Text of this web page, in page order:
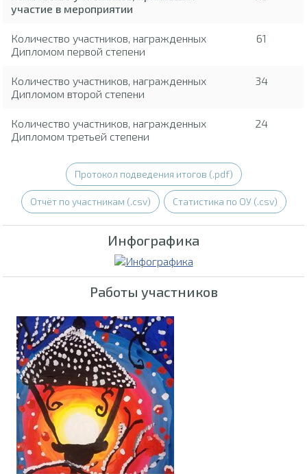
участие в мероприятии
Количество участников, награжденных
Дипломом первой степени
61
Количество участников, награжденных
Дипломом второй степени
34
Количество участников, награжденных
Дипломом третьей степени
24
Протокол подведения итогов (.pdf)
Отчёт по участникам (.csv) Статистика по ОУ (.csv)
Инфографика
Работы участников